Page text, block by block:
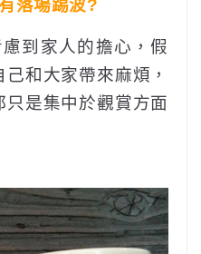
落場踢波?
到家人的擔心，假
和大家帶來麻煩，
是集中於觀賞方面